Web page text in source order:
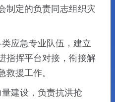
制定的负责同志组织灾
应急专业队伍，建立
指挥平台对接，衔接解
救援工作。
建设，负责抗洪抢